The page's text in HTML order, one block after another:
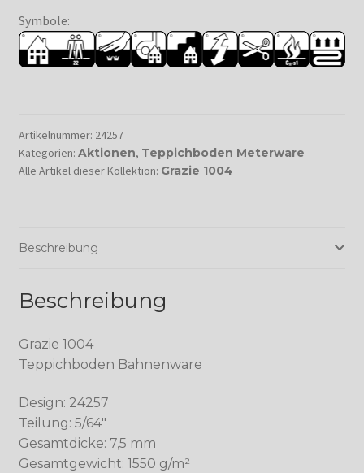
Symbole:
Artikelnummer: 24257
Kategorien: Aktionen, Teppichboden Meterware
Alle Artikel dieser Kollektion: Grazie 1004
Beschreibung
Beschreibung
Grazie 1004
Teppichboden Bahnenware
Design: 24257
Teilung: 5/64″
Gesamtdicke: 7,5 mm
Gesamtgewicht: 1550 g/m²